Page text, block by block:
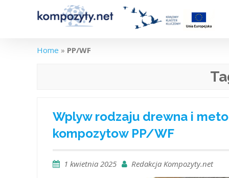
Home » PP/WF
Wplyw rodzaju drewna i
kompozytow PP/WF
1 kwietnia 2025 Redakcja Kompozyty.net